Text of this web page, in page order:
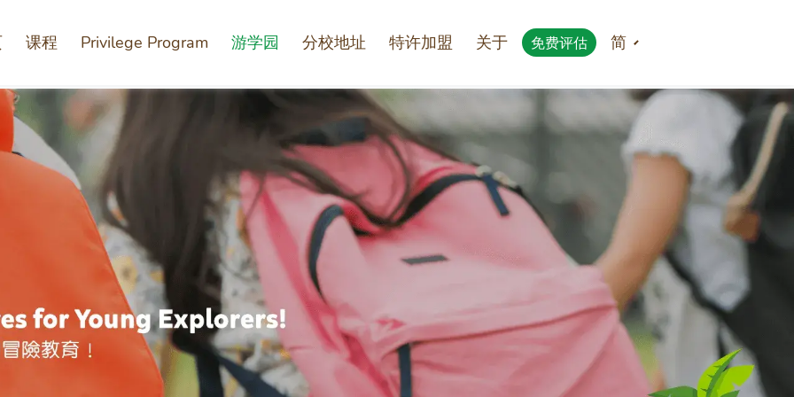
课程 Privilege Program 游学园 分校地址 特许加盟 关于 免费评估 简